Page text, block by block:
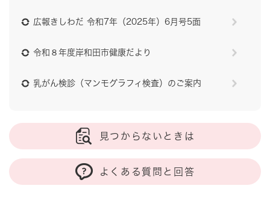
広報きしわだ 令和7年（2025年）6月号5面
令和８年度岸和田市健康だより
乳がん検診（マンモグラフィ検査）のご案内
見つからないときは
よくある質問と回答